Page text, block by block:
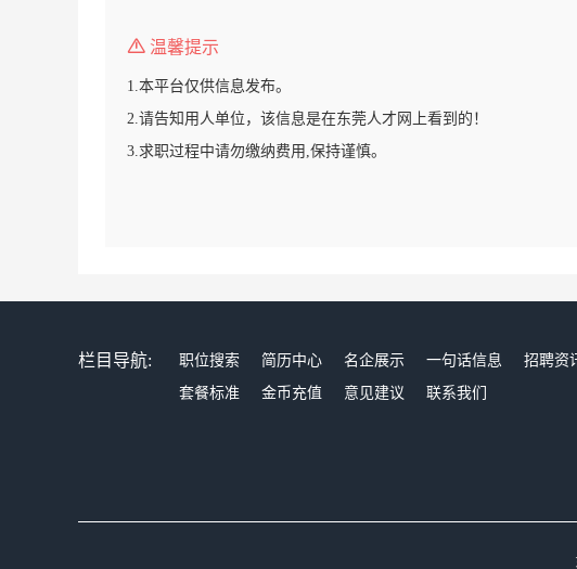
温馨提示
1.本平台仅供信息发布。
2.请告知用人单位，该信息是在东莞人才网上看到的！
3.求职过程中请勿缴纳费用,保持谨慎。
栏目导航: 职位搜索 简历中心 名企展示 一句话信息 招聘资
套餐标准
金币充值 意见建议 联系我们